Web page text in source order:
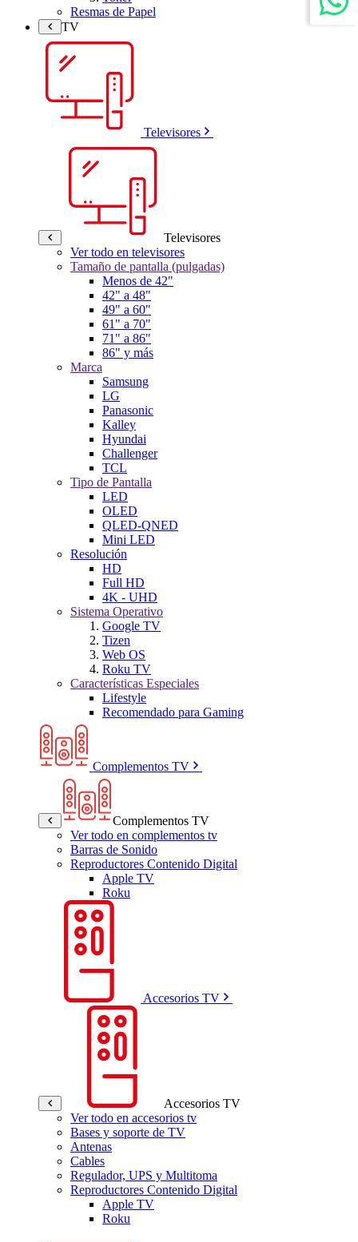
Resmas de Papel
TV
Televisores
Televisores
Ver todo en televisores
Tamaño de pantalla (pulgadas)
Menos de 42"
42" a 48"
49" a 60"
61" a 70"
71" a 86"
86" y más
Marca
Samsung
LG
Panasonic
Kalley
Hyundai
Challenger
TCL
Tipo de Pantalla
LED
OLED
QLED-QNED
Mini LED
Resolución
HD
Full HD
4K - UHD
Sistema Operativo
Google TV
Tizen
Web OS
Roku TV
Características Especiales
Lifestyle
Recomendado para Gaming
Complementos TV
Complementos TV
Ver todo en complementos tv
Barras de Sonido
Reproductores Contenido Digital
Apple TV
Roku
Accesorios TV
Accesorios TV
Ver todo en accesorios tv
Bases y soporte de TV
Antenas
Cables
Regulador, UPS y Multitoma
Reproductores Contenido Digital
Apple TV
Roku